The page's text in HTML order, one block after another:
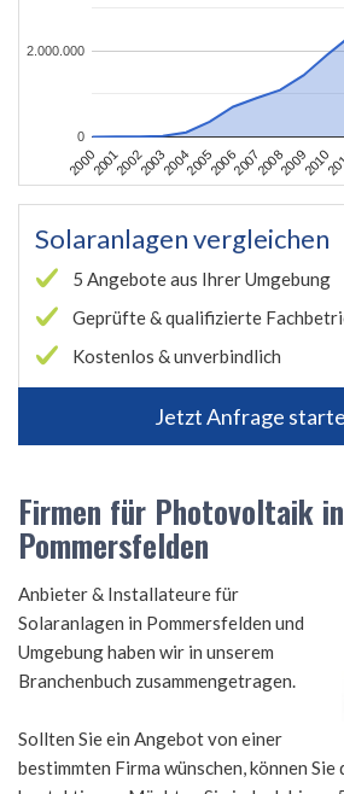
20002001200220032004200520062007200820092010
0
2.000.000
Solaranlagen vergleichen
5 Angebote aus Ihrer Umgebung
Geprüfte & qualifizierte
Kostenlos & unverbindlich
Jetzt Anfrage
Firmen für Photovoltaik in
Pommersfelden
Anbieter & Installateure für
Solaranlagen in Pommersfelden und
Umgebung haben wir in unserem
Branchenbuch zusammengetragen.
Sollten Sie ein Angebot von einer
bestimmten Firma wünschen, können